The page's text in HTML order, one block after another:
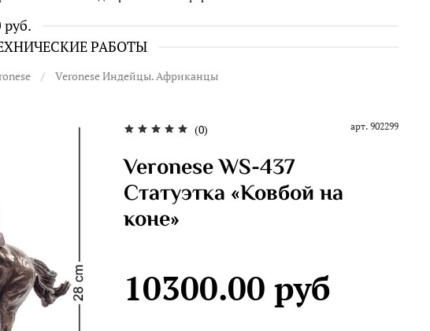
РАБОТЫ
Veronese Индейцы. Африканцы
(0) арт. 902299
Veronese WS-437
Статуэтка «Ковбой на
коне»
10300.00 руб